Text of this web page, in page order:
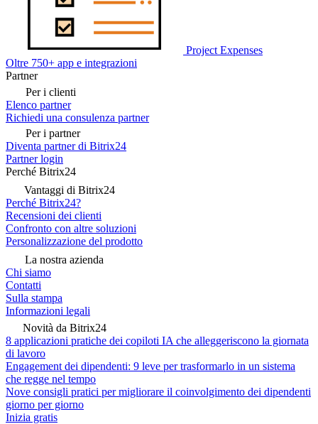
Project Expenses
Oltre 750+ app e integrazioni
Partner
Per i clienti
Elenco partner
Richiedi una consulenza partner
Per i partner
Diventa partner di Bitrix24
Partner login
Perché Bitrix24
Vantaggi di Bitrix24
Perché Bitrix24?
Recensioni dei clienti
Confronto con altre soluzioni
Personalizzazione del prodotto
La nostra azienda
Chi siamo
Contatti
Sulla stampa
Informazioni legali
Novità da Bitrix24
8 applicazioni pratiche dei copiloti IA che alleggeriscono la giornata
di lavoro
Engagement dei dipendenti: 9 leve per trasformarlo in un sistema
che regge nel tempo
Nove consigli pratici per migliorare il coinvolgimento dei dipendenti
giorno per giorno
Inizia gratis